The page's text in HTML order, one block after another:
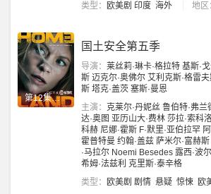
类型：
欧美剧 印度 海外 地区
第12集完结
国土安全第五季
导演： 莱丝莉·琳卡·格拉特 基斯·
斯 迈克尔·奥佛尔 艾利克斯·格雷
斯 塔克·盖茨 塞斯·曼恩
主演： 克莱尔·丹妮丝 鲁伯特·弗兰
达·奥图 亚历山大·费林 莎拉·索科
科赫 尼娜·霍斯 F·默里·亚伯拉罕
霍普特曼 约翰·盖兹 萨米尔·富赫斯
·马拉尔 Noemi Besedes 露西·波尔
希姆·法兹利 克里斯·泰辛格
类型：
欧美剧 剧情 悬疑 惊悚 欧